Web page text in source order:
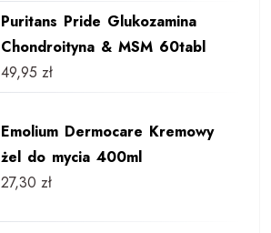
Puritans Pride Glukozamina
Chondroityna & MSM 60tabl
49,95 zł
Emolium Dermocare Kremowy
żel do mycia 400ml
27,30 zł